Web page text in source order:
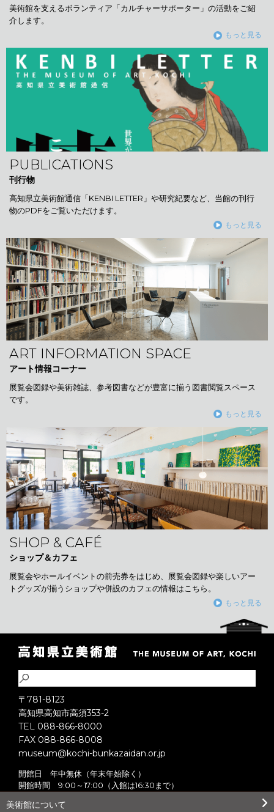
美術館を支えるボランティア「カルチャーサポーター」の活動をご紹
介します。
もっと見る
PUBLICATIONS
刊行物
高知県立美術館通信「KENBI LETTER」や研究紀要など、当館の刊行
物のPDFをご覧いただけます。
もっと見る
ART INFORMATION SPACE
アート情報コーナー
展覧会図録や美術雑誌、参考図書などが豊富に揃う図書閲覧スペース
です。
もっと見る
SHOP & CAFÉ
ショップ＆カフェ
展覧会やホールイベントの前売券をはじめ、展覧会図録や楽しいアー
トグッズが揃うショップや併設のカフェの情報はこちら。
もっと見る
〒781-8123
高知県高知市高須353-2
TEL 088-866-8000
FAX 088-866-8008
museum@kochi-bunkazaidan.or.jp
開館日 年中無休（年末年始除く）
開館時間 9:00～17:00（入館は16:30まで）
美術館について